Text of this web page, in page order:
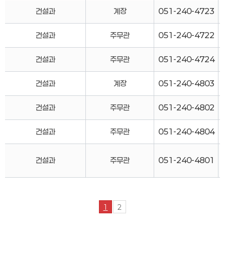
건설과 계장 051-240-4723
건설과 주무관 051-240-4722
건설과 주무관 051-240-4724
건설과 계장 051-240-4803
건설과 주무관 051-240-4802
건설과 주무관 051-240-4804
건설과 주무관 051-240-4801
1 2